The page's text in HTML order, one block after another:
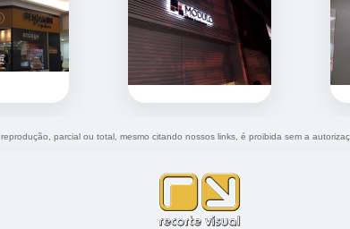
parcial ou total, mesmo citando nossos links, é proibida sem a